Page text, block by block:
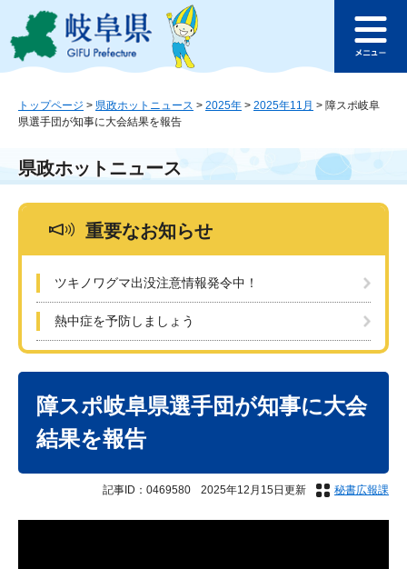
ジ
ュ
このページの本文へ
ュ
トップページ > 県政ホットニュース > 2025年 > 2025年11月 > 障スポ岐阜
県選手団が知事に大会結果を報告
県政ホットニュース
重要なお知らせ
ツキノワグマ出没注意情報発令中！
熱中症を予防しましょう
障スポ岐阜県選手団が知事に大会
結果を報告
記事ID：0469580 2025年12月15日更新 秘書広報課